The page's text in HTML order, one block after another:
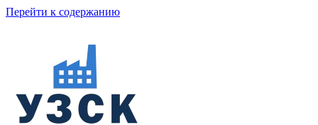
Перейти к содержанию